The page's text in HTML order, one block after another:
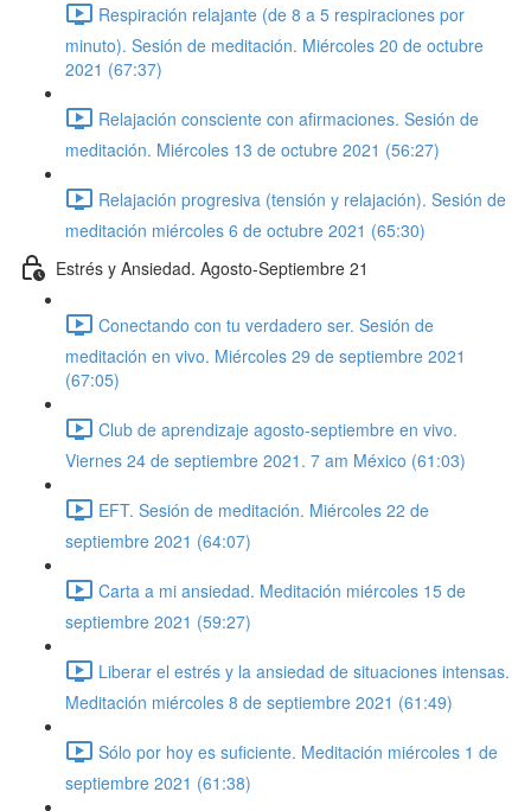
Respiración relajante (de 8 a 5 respiraciones por
minuto). Sesión de meditación. Miércoles 20 de octubre
2021 (67:37)
Relajación consciente con afirmaciones. Sesión de
meditación. Miércoles 13 de octubre 2021 (56:27)
Relajación progresiva (tensión y relajación). Sesión de
meditación miércoles 6 de octubre 2021 (65:30)
Estrés y Ansiedad. Agosto-Septiembre 21
Conectando con tu verdadero ser. Sesión de
meditación en vivo. Miércoles 29 de septiembre 2021
(67:05)
Club de aprendizaje agosto-septiembre en vivo.
Viernes 24 de septiembre 2021. 7 am México (61:03)
EFT. Sesión de meditación. Miércoles 22 de
septiembre 2021 (64:07)
Carta a mi ansiedad. Meditación miércoles 15 de
septiembre 2021 (59:27)
Liberar el estrés y la ansiedad de situaciones intensas.
Meditación miércoles 8 de septiembre 2021 (61:49)
Sólo por hoy es suficiente. Meditación miércoles 1 de
septiembre 2021 (61:38)